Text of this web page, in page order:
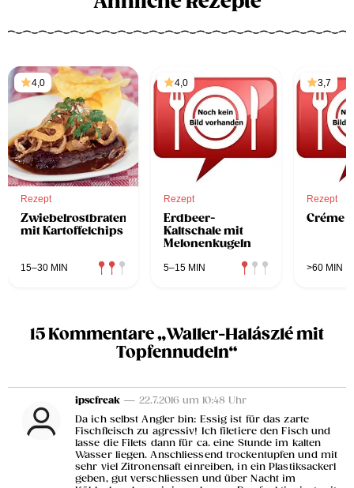
4,0
Rezept
Zwiebelrostbraten
mit Kartoffelchips
15–30 MIN
4,0
Rezept
Erdbeer-
Kaltschale mit
Melonenkugeln
5–15 MIN
3,7
Rezept
Créme
>60 MIN
15 Kommentare „Waller-Halászlé mit
Topfennudeln“
ipscfreak — 22.7.2016 um 10:48 Uhr
Da ich selbst Angler bin: Essig ist für das zarte
Fischfleisch zu agressiv! Ich filetiere den Fisch und
lasse die Filets dann für ca. eine Stunde im kalten
Wasser liegen. Anschliessend trockentupfen und mit
sehr viel Zitronensaft einreiben, in ein Plastiksackerl
geben, gut verschliessen und über Nacht im